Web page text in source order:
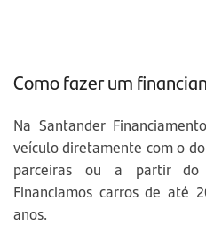
Como fazer um
Na Santander
veículo diretamente com o
parceiras ou a partir do
Financiamos carros de até
anos.